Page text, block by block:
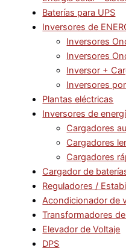
Baterías para UPS
Inversores de
Inversores
Inversores
Inversor +
Inversores
Plantas eléctricas
Inversores de
Cargadores
Cargadores
Cargadores
Cargador de
Reguladores /
Acondicionador de
Transformadores
Elevador de Voltaje
DPS